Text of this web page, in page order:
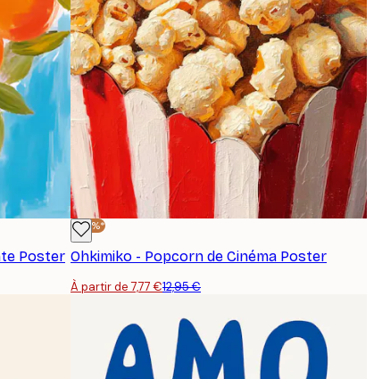
Poster
-40%*
Ohkimiko - Popcorn de Cinéma Poster
À partir de 7,77 €12,95 €